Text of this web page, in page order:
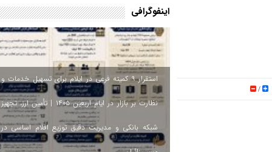
/
اینفوگرافی
استقرار ۹ کمیته فرعی در ایلام برای تسهیل خدمات و
نظارت بر بازار در ایام اربعین ۱۴۰۵ | تأمین ارز، تجهیز
شبکه بانکی و مدیریت دقیق توزیع اقلام اساسی در